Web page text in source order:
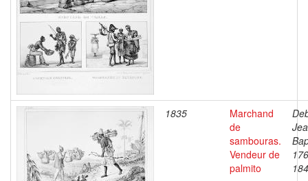
1835
Marchand
de
sambouras.
Vendeur de
palmito